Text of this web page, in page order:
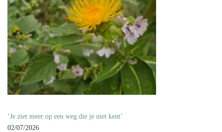
‘Je ziet meer op een weg die je niet kent’
02/07/2026